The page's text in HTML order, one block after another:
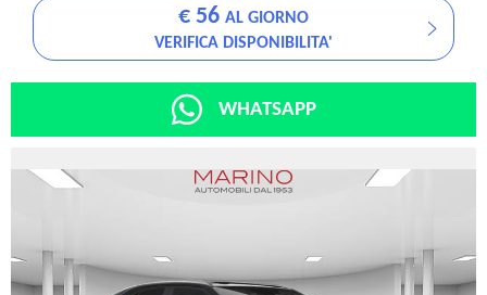
€ 56 AL GIORNO
VERIFICA DISPONIBILITA'
WHATSAPP